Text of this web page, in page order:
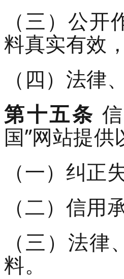
（三）公
料真实有效
（四）法
第十五条
国”网站提供
（一）纠
（二）信用
（三）法
料。